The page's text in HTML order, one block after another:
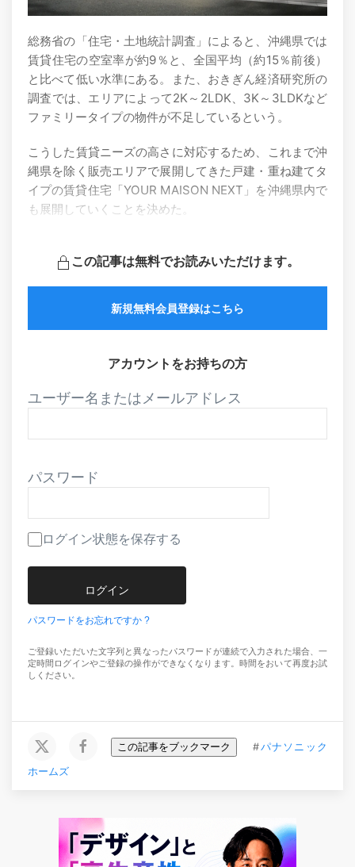
総務省の「住宅・土地統計調査」によると、沖縄県では
賃貸住宅の空室率が約9％と、全国平均（約15％前後）
と比べて低い水準にある。また、おきぎん経済研究所の
調査では、エリアによって2K～2LDK、3K～3LDKなど
ファミリータイプの物件が不足しているという。
こうした賃貸ニーズの高さに対応するため、これまで沖
縄県を除く販売エリアで展開してきた戸建・重ね建てタ
イプの賃貸住宅「YOUR MAISON NEXT」を沖縄県内で
も展開していくことを決めた。
この記事は無料でお読みいただけます。
新規無料会員登録はこちら
アカウントをお持ちの方
ユーザー名またはメールアドレス
パスワード
ログイン状態を保存する
パスワードをお忘れですか ?
ご登録いただいた文字列と異なったパスワードが連続で入力された場合、一
定時間ログインやご登録の操作ができなくなります。時間をおいて再度お試
しください。
この記事をブックマーク #パナソニック
ホームズ